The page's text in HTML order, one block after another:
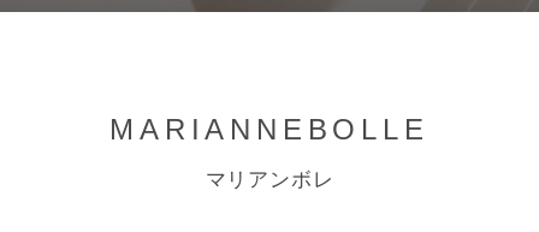
MARIANNEBOLLE
マリアンボレ